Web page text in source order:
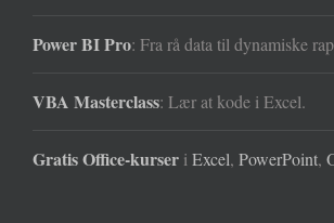
Power BI Pro: Fra rå data til dynamiske
VBA Masterclass: Lær at kode i Excel.
Gratis Office-kurser iExcel, PowerPoint,